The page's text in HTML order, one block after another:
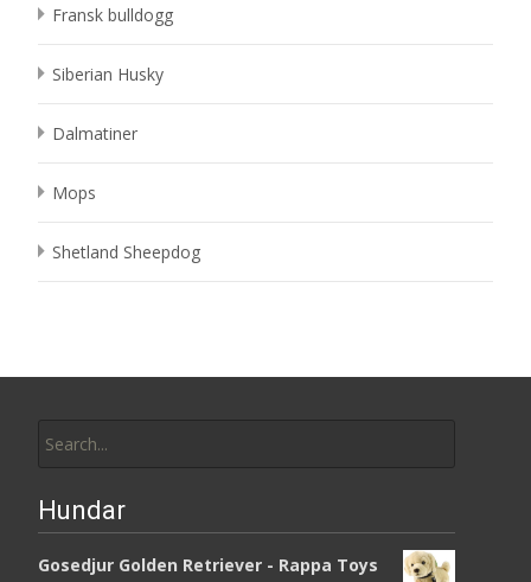
Fransk bulldogg
Siberian Husky
Dalmatiner
Mops
Shetland Sheepdog
for:
Hundar
Gosedjur Golden Retriever - Rappa Toys